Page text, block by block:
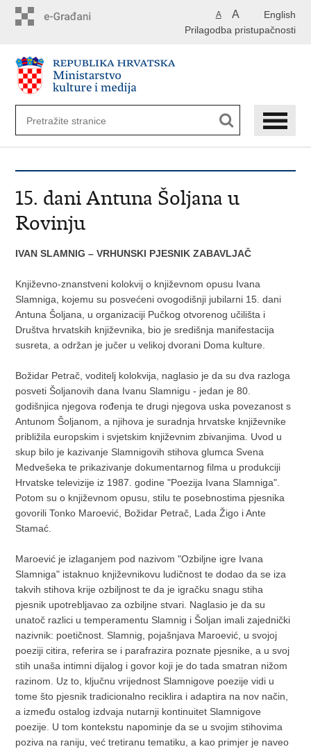
English
A A
Prilagodba pristupačnosti
15. dani Antuna Šoljana u
Rovinju
IVAN SLAMNIG – VRHUNSKI PJESNIK ZABAVLJAČ
Književno-znanstveni kolokvij o književnom opusu Ivana
Slamniga, kojemu su posvećeni ovogodišnji jubilarni 15. dani
Antuna Šoljana, u organizaciji Pučkog otvorenog učilišta i
Društva hrvatskih književnika, bio je središnja manifestacija
susreta, a održan je jučer u velikoj dvorani Doma kulture.
Božidar Petrač, voditelj kolokvija, naglasio je da su dva razloga
posveti Šoljanovih dana Ivanu Slamnigu - jedan je 80.
godišnjica njegova rođenja te drugi njegova uska povezanost s
Antunom Šoljanom, a njihova je suradnja hrvatske književnike
približila europskim i svjetskim književnim zbivanjima. Uvod u
skup bilo je kazivanje Slamnigovih stihova glumca Svena
Medvešeka te prikazivanje dokumentarnog filma u produkciji
Hrvatske televizije iz 1987. godine "Poezija Ivana Slamniga".
Potom su o književnom opusu, stilu te posebnostima pjesnika
govorili Tonko Maroević, Božidar Petrač, Lada Žigo i Ante
Stamać.
Maroević je izlaganjem pod nazivom "Ozbiljne igre Ivana
Slamniga" istaknuo književnikovu ludičnost te dodao da se iza
takvih stihova krije ozbiljnost te da je igračku snagu stiha
pjesnik upotrebljavao za ozbiljne stvari. Naglasio je da su
unatoč razlici u temperamentu Slamnig i Šoljan imali zajednički
nazivnik: poetičnost. Slamnig, pojašnjava Maroević, u svojoj
poeziji citira, referira se i parafrazira poznate pjesnike, a u svoj
stih unaša intimni dijalog i govor koji je do tada smatran nižom
razinom. Uz to, ključnu vrijednost Slamnigove poezije vidi u
tome što pjesnik tradicionalno reciklira i adaptira na nov način,
a između ostalog izdvaja nutarnji kontinuitet Slamnigove
poezije. U tom kontekstu napominje da se u svojim stihovima
poziva na raniju, već tretiranu tematiku, a kao primjer je naveo